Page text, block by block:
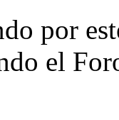
por
el